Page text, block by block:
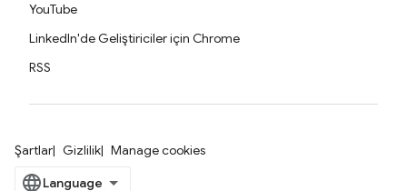
YouTube
LinkedIn'de Geliştiriciler için Chrome
RSS
Şartlar Gizlilik Manage cookies